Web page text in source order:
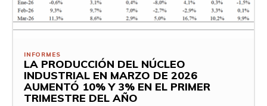
INFORMES
LA PRODUCCIÓN DEL NÚCLEO
INDUSTRIAL EN MARZO DE 2026
AUMENTÓ 10% Y 3% EN EL PRIMER
TRIMESTRE DEL AÑO